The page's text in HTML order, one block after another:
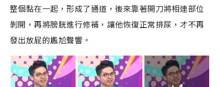
整個黏在一起，形成了通道，後來靠著開刀將相連部位
剝開，再將膀胱進行修補，讓他恢復正常排尿，才不再
發出放屁的尷尬聲響。